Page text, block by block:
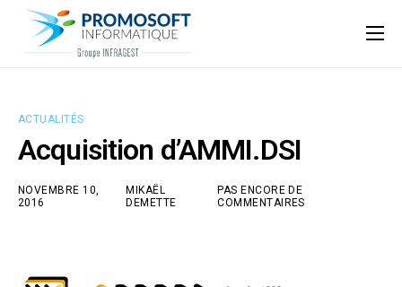
Qui sommes-nous ?
Nos ressources
ACTUALITÉS
Acquisition d’AMMI.DSI
NOVEMBRE 10,
2016
MIKAËL
DEMETTE
PAS ENCORE DE
COMMENTAIRES